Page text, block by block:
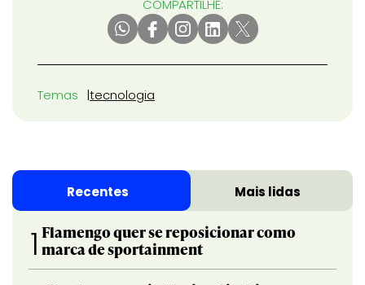
COMPARTILHE:
Temas tecnologia
Recentes Mais lidas
1 Flamengo quer se reposicionar como
marca de sportainment